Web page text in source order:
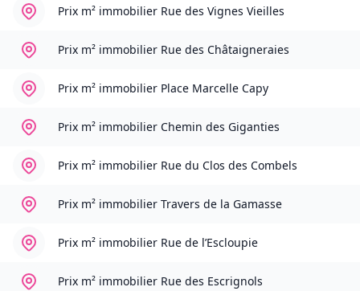
Prix m² immobilier Rue des Vignes Vieilles
Prix m² immobilier Rue des Châtaigneraies
Prix m² immobilier Place Marcelle Capy
Prix m² immobilier Chemin des Giganties
Prix m² immobilier Rue du Clos des Combels
Prix m² immobilier Travers de la Gamasse
Prix m² immobilier Rue de l’Escloupie
Prix m² immobilier Rue des Escrignols